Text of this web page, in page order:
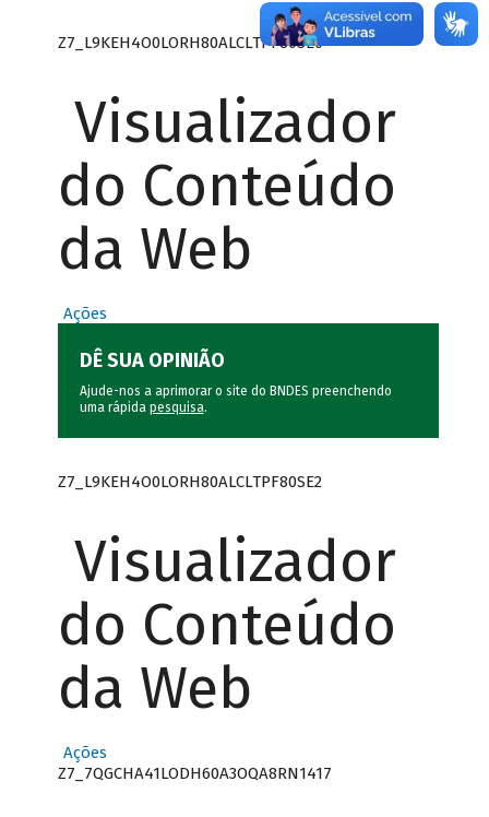
Z7_L9KEH4O0LORH80ALCLTPF80SE0
Visualizador
do Conteúdo
da Web
Ações
DÊ SUA OPINIÃO
Ajude-nos a aprimorar o site do BNDES preenchendo
uma rápida pesquisa.
Z7_L9KEH4O0LORH80ALCLTPF80SE2
Visualizador
do Conteúdo
da Web
Ações
Z7_7QGCHA41LODH60A3OQA8RN1417